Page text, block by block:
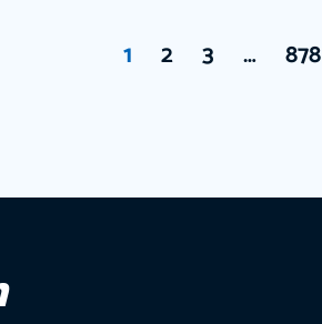
1 2 3 … 878